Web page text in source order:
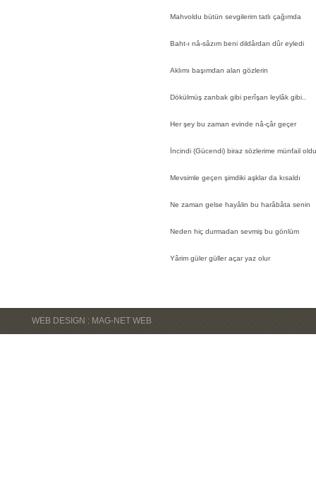
Mahvoldu bütün sevgilerim tatlı çağımda
Baht-ı nâ-sâzım beni dildârdan dûr eyledi
Aklımı başımdan alan gözlerin
Dökülmüş zanbak gibi perîşan leylâk gibi..
Her şey bu zaman evinde nâ-çâr geçer
İncindi (Gücendi) biraz sözlerime münfail oldu
Mevsimle geçen şimdiki aşklar da kısaldı
Ne zaman gelse hayâlin bu harâbâta senin
Neden hiç durmadan sevmiş bu gönlüm
Yârim güler güller açar yaz olur
WEB DESIGN : MAG-NET WEB